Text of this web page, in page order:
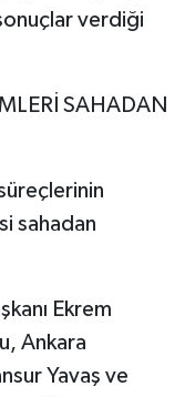
verdiği
SAHADAN
sahadan
Ekrem
Ankara
Yavaş ve